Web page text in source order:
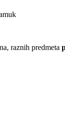
raznih predmeta